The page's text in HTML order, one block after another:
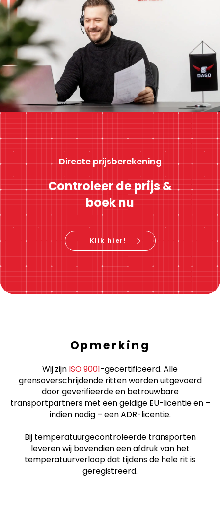
Directe prijsberekening
Controleer de prijs &
boek nu
Klik hier!
Opmerking
Wij zijn ISO 9001-gecertificeerd. Alle
grensoverschrijdende ritten worden uitgevoerd
door geverifieerde en betrouwbare
transportpartners met een geldige EU-licentie en –
indien nodig – een ADR-licentie.
Bij temperatuurgecontroleerde transporten
leveren wij bovendien een afdruk van het
temperatuurverloop dat tijdens de hele rit is
geregistreerd.